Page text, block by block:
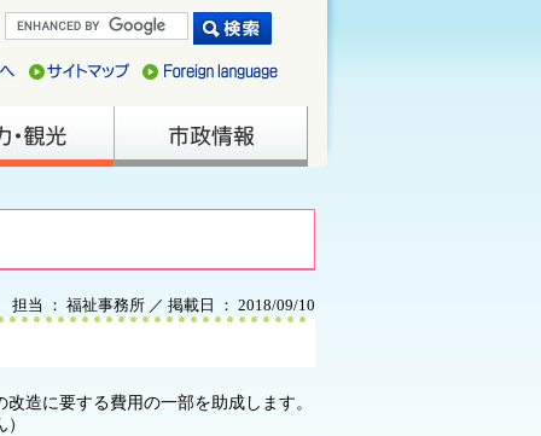
担当 ： 福祉事務所 ／ 掲載日 ： 2018/09/10
造に要する費用の一部を助成します。